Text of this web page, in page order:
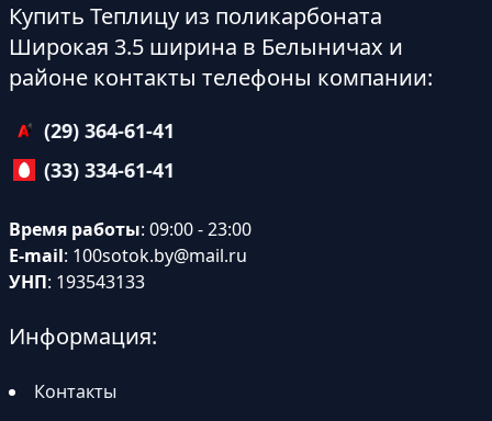
Купить Теплицу из поликарбоната
Широкая 3.5 ширина в Белыничах и
районе контакты телефоны компании:
(29) 364-61-41
(33) 334-61-41
Время работы: 09:00 - 23:00
E-mail: 100sotok.by@mail.ru
УНП: 193543133
Информация:
Контакты